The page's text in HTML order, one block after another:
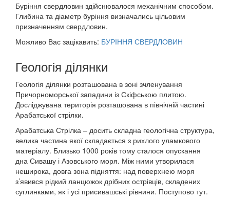
Буріння свердловин здійснювалося механічним способом.
Глибина та діаметр буріння визначались цільовим
призначенням свердловин.
Можливо Вас зацікавить: БУРІННЯ СВЕРДЛОВИН
Геологія ділянки
Геологія ділянки розташована в зоні зчленування
Причорноморської западини із Скіфською плитою.
Досліджувана територія розташована в північній частині
Арабатської стрілки.
Арабатська Стрілка – досить складна геологічна структура,
велика частина якої складається з рихлого уламкового
матеріалу. Близько 1000 років тому сталося опускання
дна Сивашу і Азовського моря. Між ними утворилася
неширока, довга зона підняття: над поверхнею моря
з’явився рідкий ланцюжок дрібних острівців, складених
суглинками, як і усі присивашські рівнини. Поступово тут.